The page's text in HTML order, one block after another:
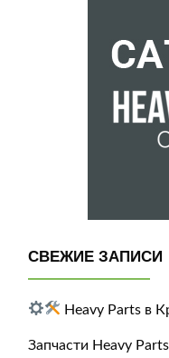
СВЕЖИЕ ЗАПИСИ
Heavy Parts в
Запчасти Heavy